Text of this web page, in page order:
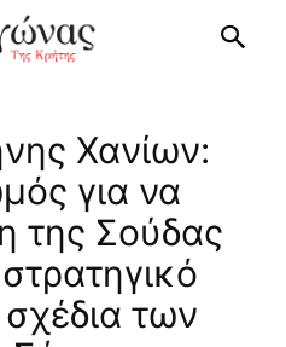
Χανίων:
για να
της Σούδας
των